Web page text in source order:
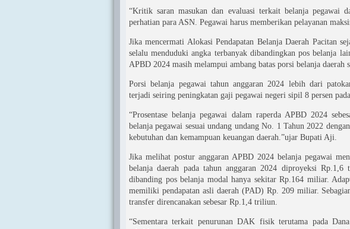
“Kritik saran masukan dan evaluasi terkait belanja pegawai
perhatian para ASN. Pegawai harus memberikan pelayanan
Jika mencermati Alokasi Pendapatan Belanja Daerah Pacitan
selalu menduduki angka terbanyak dibandingkan pos belanja
APBD 2024 masih melampui ambang batas porsi belanja daerah
Porsi belanja pegawai tahun anggaran 2024 lebih dari
terjadi seiring peningkatan gaji pegawai negeri sipil 8 persen
“Prosentase belanja pegawai dalam raperda APBD 2024
belanja pegawai sesuai undang undang No. 1 Tahun 2022
kebutuhan dan kemampuan keuangan daerah.”ujar Bupati Aji.
Jika melihat postur anggaran APBD 2024 belanja pegawai
belanja daerah pada tahun anggaran 2024 diproyeksi Rp.1,6
dibanding pos belanja modal hanya sekitar Rp.164 miliar.
memiliki pendapatan asli daerah (PAD) Rp. 209 miliar.
transfer direncanakan sebesar Rp.1,4 triliun.
“Sementara terkait penurunan DAK fisik terutama pada